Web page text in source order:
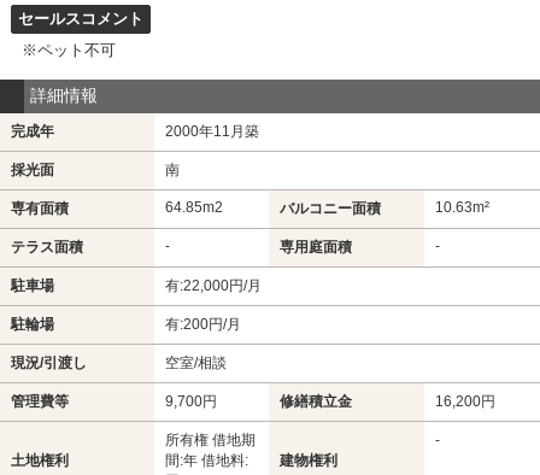
セールスコメント
※ペット不可
詳細情報
完成年 2000年11月築
採光面 南
専有面積 64.85m2 バルコニー面積 10.63m²
テラス面積 - 専用庭面積 -
駐車場 有:22,000円/月
駐輪場 有:200円/月
現況/引渡し 空室/相談
管理費等 9,700円 修繕積立金 16,200円
土地権利
所有権 借地期
間:年 借地料:
建物権利
-